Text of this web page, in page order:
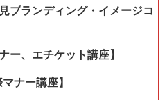
ブランディング・イメージコ
ー、エチケット講座】
ナー講座】